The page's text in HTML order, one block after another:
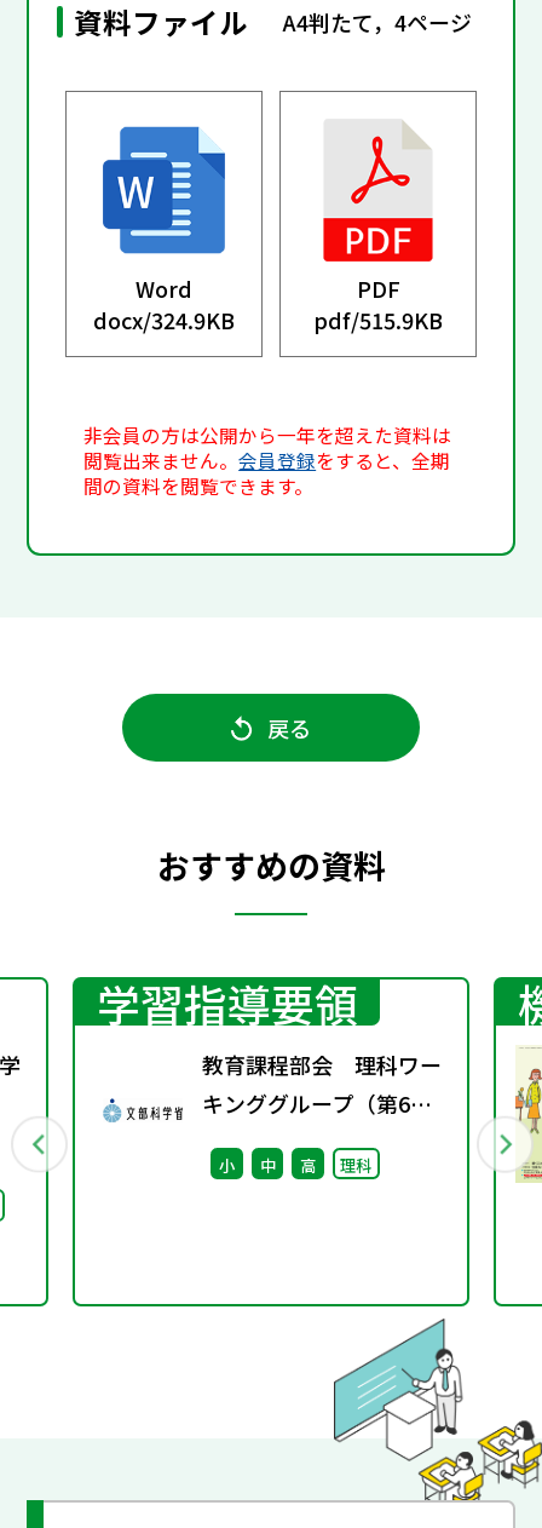
資料ファイル A4判たて，4ページ
Word
docx/324.9KB
PDF
pdf/515.9KB
非会員の方は公開から一年を超えた資料は
閲覧出来ません。会員登録をすると、全期
間の資料を閲覧できます。
戻る
おすすめの資料
学習指導要領
教育課程部会 理科ワー
キンググループ（第6
回） 配付資料 ※算
数・数学ワーキンググル
小 中 高 理科